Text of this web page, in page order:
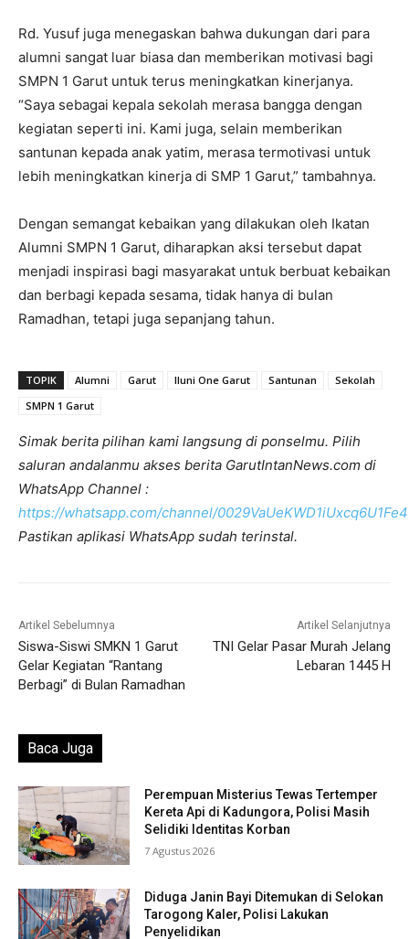
Rd. Yusuf juga menegaskan bahwa dukungan dari para
alumni sangat luar biasa dan memberikan motivasi bagi
SMPN 1 Garut untuk terus meningkatkan kinerjanya.
“Saya sebagai kepala sekolah merasa bangga dengan
kegiatan seperti ini. Kami juga, selain memberikan
santunan kepada anak yatim, merasa termotivasi untuk
lebih meningkatkan kinerja di SMP 1 Garut,” tambahnya.
Dengan semangat kebaikan yang dilakukan oleh Ikatan
Alumni SMPN 1 Garut, diharapkan aksi tersebut dapat
menjadi inspirasi bagi masyarakat untuk berbuat kebaikan
dan berbagi kepada sesama, tidak hanya di bulan
Ramadhan, tetapi juga sepanjang tahun.
TOPIK Alumni Garut Iluni One Garut Santunan
Sekolah
SMPN 1 Garut
Simak berita pilihan kami langsung di ponselmu. Pilih
saluran andalanmu akses berita GarutIntanNews.com di
WhatsApp Channel :
https://whatsapp.com/channel/
Pastikan aplikasi WhatsApp sudah terinstal.
Artikel Sebelumnya
Siswa-Siswi SMKN 1 Garut
Gelar Kegiatan “Rantang
Berbagi” di Bulan Ramadhan
Artikel Selanjutnya
TNI Gelar Pasar Murah Jelang
Lebaran 1445 H
Baca Juga
Perempuan Misterius Tewas Tertemper
Kereta Api di Kadungora, Polisi Masih
Selidiki Identitas Korban
7 Agustus 2026
Diduga Janin Bayi Ditemukan di Selokan
Tarogong Kaler, Polisi Lakukan
Penyelidikan